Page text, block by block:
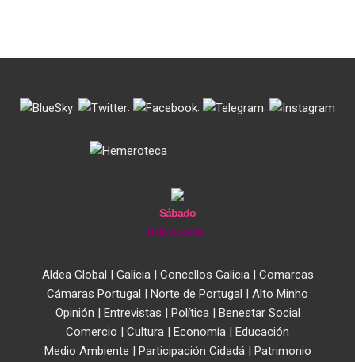
. . . .
Sábado
8 de Agosto
Aldea Global | Galicia| Concellos Galicia| Comarcas
Cámaras Portugal | Norte de Portugal | Alto Minho
Opinión | Entrevistas | Política| Benestar Social
Comercio | Cultura | Economía | Educación
Medio Ambiente | Participación Cidadá| Patrimonio